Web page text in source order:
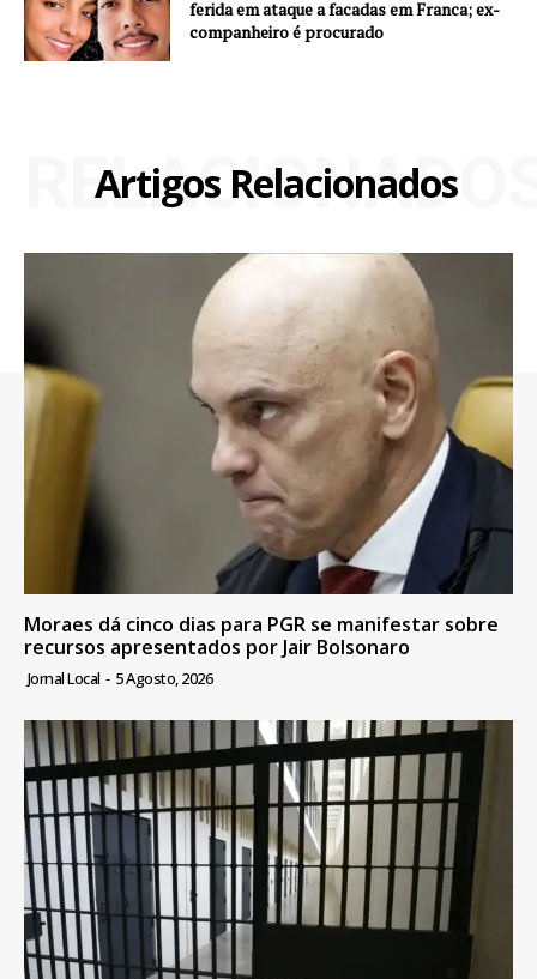
ferida em ataque a facadas em Franca; ex-
companheiro é procurado
Artigos Relacionados
Moraes dá cinco dias para PGR se manifestar sobre
recursos apresentados por Jair Bolsonaro
Jornal Local - 5 Agosto, 2026